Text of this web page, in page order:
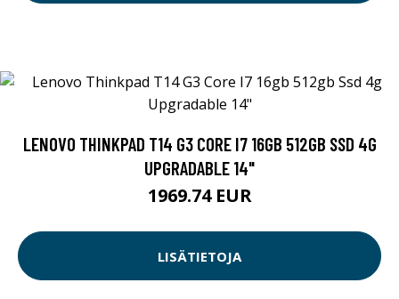
LENOVO THINKPAD T14 G3 CORE I7 16GB 512GB SSD 4G
UPGRADABLE 14"
1969.74 EUR
LISÄTIETOJA